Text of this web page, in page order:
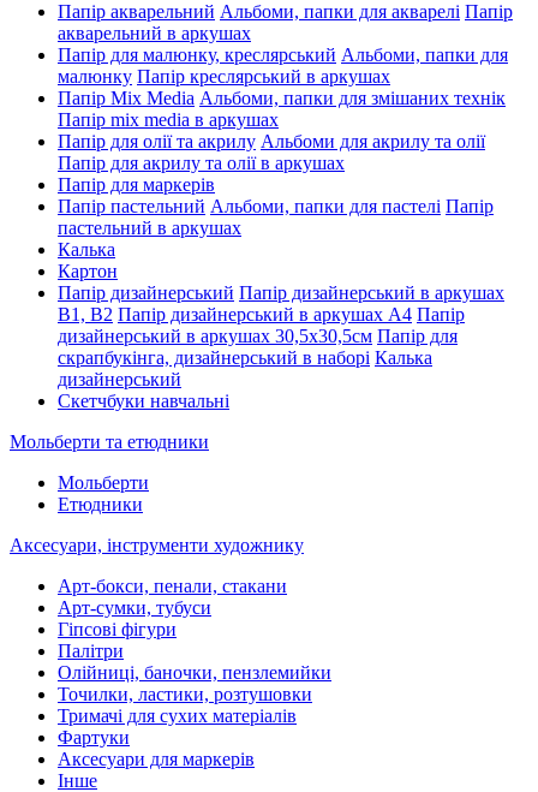
Папір акварельний Альбоми, папки для акварелі Папір
акварельний в аркушах
Папір для малюнку, креслярський Альбоми, папки для
малюнку Папір креслярський в аркушах
Папір Mix Media Альбоми, папки для змішаних технік
Папір mix media в аркушах
Папір для олії та акрилу Альбоми для акрилу та олії
Папір для акрилу та олії в аркушах
Папір для маркерів
Папір пастельний Альбоми, папки для пастелі Папір
пастельний в аркушах
Калька
Картон
Папір дизайнерський Папір дизайнерський в аркушах
В1, В2 Папір дизайнерський в аркушах А4 Папір
дизайнерський в аркушах 30,5х30,5см Папір для
скрапбукінга, дизайнерський в наборі Калька
дизайнерський
Скетчбуки навчальні
Мольберти та етюдники
Мольберти
Етюдники
Аксесуари, інструменти художнику
Арт-бокси, пенали, стакани
Арт-сумки, тубуси
Гіпсові фігури
Палітри
Олійниці, баночки, пензлемийки
Точилки, ластики, розтушовки
Тримачі для сухих матеріалів
Фартуки
Аксесуари для маркерів
Інше